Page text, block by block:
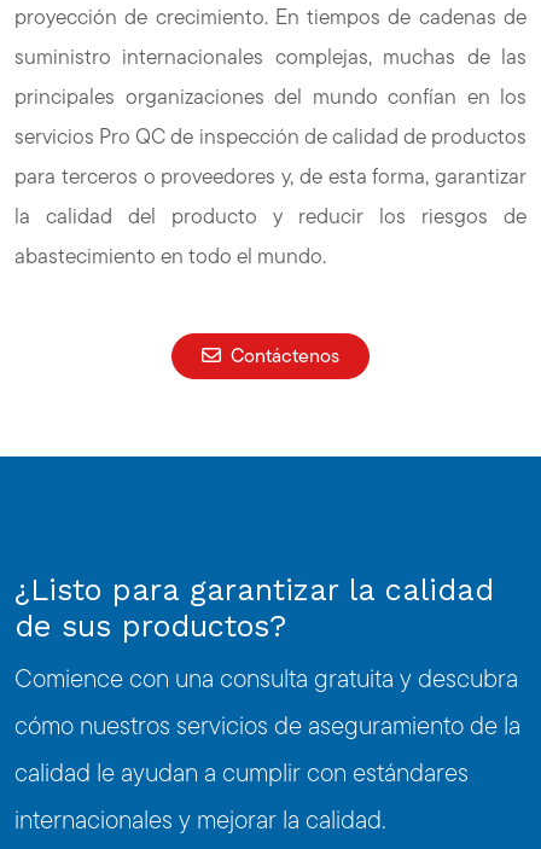
proyección de crecimiento. En tiempos de cadenas de
suministro internacionales complejas, muchas de las
principales organizaciones del mundo confían en los
servicios Pro QC de inspección de calidad de productos
para terceros o proveedores y, de esta forma, garantizar
la calidad del producto y reducir los riesgos de
abastecimiento en todo el mundo.
Contáctenos
¿Listo para garantizar la calidad
de sus productos?
Comience con una consulta gratuita y descubra
cómo nuestros servicios de aseguramiento de la
calidad le ayudan a cumplir con estándares
internacionales y mejorar la calidad.